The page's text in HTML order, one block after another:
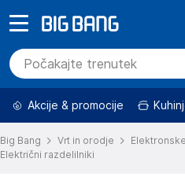
Akcije & promocije
Big Bang Vrt in orodje
Električni razdelilniki